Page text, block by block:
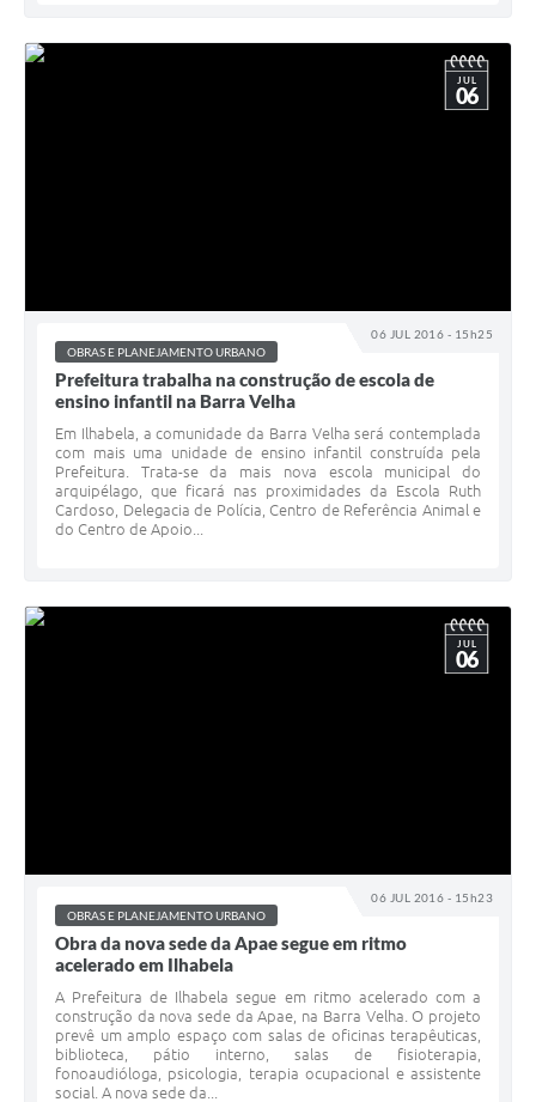
06 JUL 2016 - 15h25
JUL
06
OBRAS E PLANEJAMENTO URBANO
Prefeitura trabalha na construção de escola de
ensino infantil na Barra Velha
Em Ilhabela, a comunidade da Barra Velha será contemplada
com mais uma unidade de ensino infantil construída pela
Prefeitura. Trata-se da mais nova escola municipal do
arquipélago, que ficará nas proximidades da Escola Ruth
Cardoso, Delegacia de Polícia, Centro de Referência Animal e
do Centro de Apoio...
06 JUL 2016 - 15h23
JUL
06
OBRAS E PLANEJAMENTO URBANO
Obra da nova sede da Apae segue em ritmo
acelerado em Ilhabela
A Prefeitura de Ilhabela segue em ritmo acelerado com a
construção da nova sede da Apae, na Barra Velha. O projeto
prevê um amplo espaço com salas de oficinas terapêuticas,
biblioteca, pátio interno, salas de fisioterapia,
fonoaudióloga, psicologia, terapia ocupacional e assistente
social. A nova sede da...